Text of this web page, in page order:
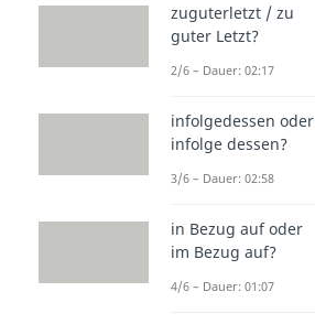
zuguterletzt / zu
guter Letzt?
2/6 – Dauer: 02:17
infolgedessen oder
infolge dessen?
3/6 – Dauer: 02:58
in Bezug auf oder
im Bezug auf?
4/6 – Dauer: 01:07